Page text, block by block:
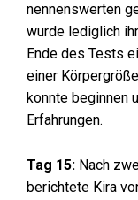
nennenswerten
wurde lediglich
Ende des Tests
einer
konnte beginnen
Erfahrungen.
Tag 15: Nach
berichtete Kira